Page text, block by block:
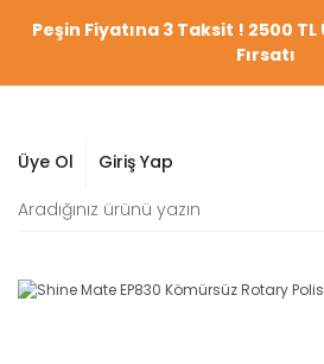
Peşin Fiyatına 3 Taksit ! 2500
Fırsatı
Üye Ol Giriş Yap